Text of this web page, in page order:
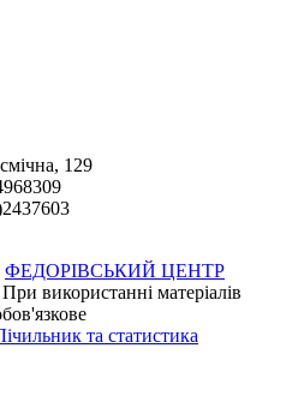
129
ФЕДОРІВСЬКИЙ ЦЕНТР
При використанні матеріалів